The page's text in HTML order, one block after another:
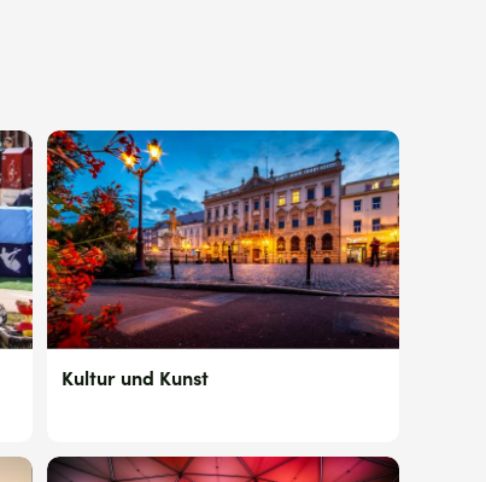
Kultur und Kunst